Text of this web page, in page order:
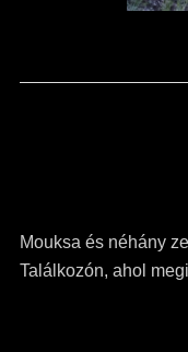
Mouksa és néhány
Találkozón, ahol